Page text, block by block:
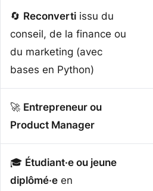
🔄 Reconverti issu du
conseil, de la finance ou
du marketing (avec
bases en Python)
🚀 Entrepreneur ou
Product Manager
🎓 Étudiant·e ou jeune
diplômé·e en